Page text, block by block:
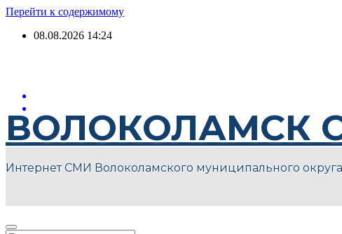
Перейти к содержимому
08.08.2026 14:24
ВОЛОКОЛАМСК
Интернет СМИ Волоколамского муниципального округа